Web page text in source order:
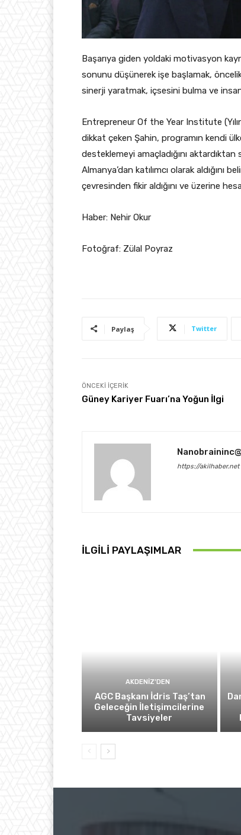
Başarıya giden yoldaki motivasyon
sonunu düşünerek işe başlamak,
sinerji yaratmak, içsesini bulma ve
Entrepreneur Of the Year Institute
dikkat çeken Şahin, programın kendi
desteklemeyi amaçladığını
Almanya’dan katılımcı olarak aldığını
çevresinden fikir aldığını ve üzerine
Haber: Nehir Okur
Fotoğraf: Zülal Poyraz
Paylaş Twitter
ÖNCEKI İÇERIK
Güney Kariyer Fuarı’na Yoğun İlgi
https://akilhaber.net
İLGİLİ PAYLAŞIMLAR
AKDENIZ'DEN
AGC Başkanı İdris Taş’tan
Geleceğin İletişimcilerine
Tavsiyeler